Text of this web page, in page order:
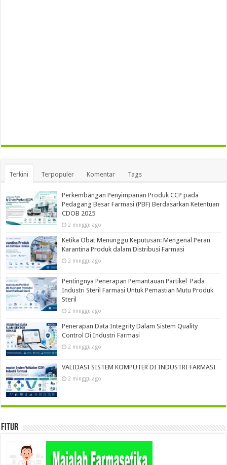
Terkini Terpopuler Komentar Tags
Perkembangan Penyimpanan Produk CCP pada
Pedagang Besar Farmasi (PBF) Berdasarkan Ketentuan
CDOB 2025
2 minggu ago
Ketika Obat Menunggu Keputusan: Mengenal Peran
Karantina Produk dalam Distribusi Farmasi
2 minggu ago
Pentingnya Penerapan Pemantauan Partikel Pada
Industri Steril Farmasi Untuk Pemastian Mutu Produk
Steril
2 minggu ago
Penerapan Data Integrity Dalam Sistem Quality
Control Di Industri Farmasi
2 minggu ago
VALIDASI SISTEM KOMPUTER DI INDUSTRI FARMASI
2 minggu ago
Fitur